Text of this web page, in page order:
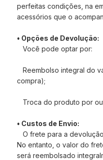
perfeitas condições, na
acessórios que o
• Opções de Devolução:
Você pode optar por:
Reembolso integral do
compra);
Troca do produto por
• Custos de Envio:
O frete para a
No entanto, o valor do
será reembolsado